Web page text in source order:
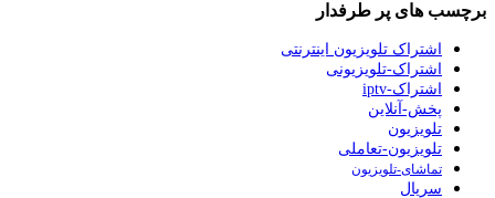
برچسب های پر طرفدار
اشتراک تلویزیون اینترنتی
اشتراک-تلویزیونی
اشتراک-iptv
پخش-آنلاین
تلویزیون
تلویزیون-تعاملی
تماشای-تلویزیون
سریال